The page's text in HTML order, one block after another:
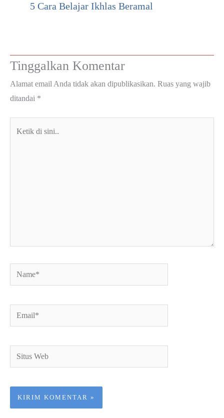
5 Cara Belajar Ikhlas Beramal
Tinggalkan Komentar
Alamat email Anda tidak akan dipublikasikan. Ruas yang wajib
ditandai *
Name*
Email*
Situs
Web